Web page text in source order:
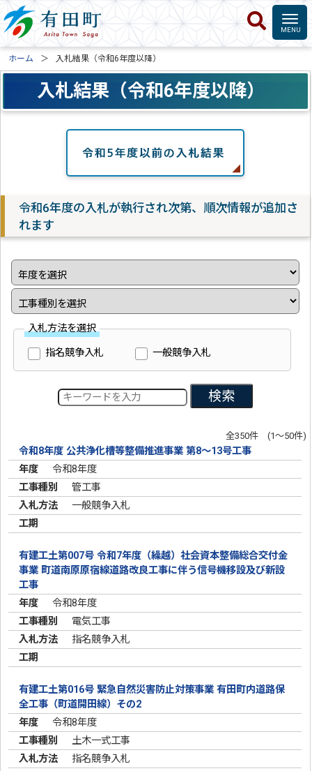
ホーム 入札結果（令和6年度以降）
入札結果（令和6年度以降）
令和6年度の入札が執行され次第、順次情報が追加さ
れます
入札方法を選択
指名競争入札 一般競争入札
検索
全350件 (1～50件)
令和8年度 公共浄化槽等整備推進事業 第8～13号工事
令和8年度
管工事
一般競争入札
有建工土第007号 令和7年度（繰越）社会資本整備総合交付金
事業 町道南原原宿線道路改良工事に伴う信号機移設及び新設
工事
令和8年度
電気工事
指名競争入札
有建工土第016号 緊急自然災害防止対策事業 有田町内道路保
全工事（町道開田線）その2
令和8年度
土木一式工事
指名競争入札